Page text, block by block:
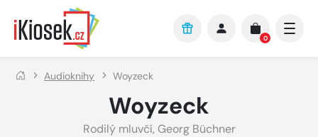
Přejít na hlavní obsah
0
Audioknihy Woyzeck
Woyzeck
Rodilý mluvčí, Georg Büchner